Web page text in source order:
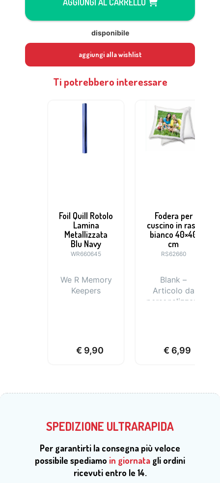
disponibile
aggiungi alla wishlist
Ti potrebbero interessare
Foil Quill Rotolo
Lamina
Metallizzata
Blu Navy
WR660645
We R Memory
Keepers
€ 9,90
Fodera per
cuscino in raso
bianco 40×40
cm
RS62660
Blank –
Articolo da
personalizzare
€ 6,99
SPEDIZIONE ULTRARAPIDA
Per garantirti la consegna più veloce
possibile spediamo in giornata gli ordini
ricevuti entro le 14.